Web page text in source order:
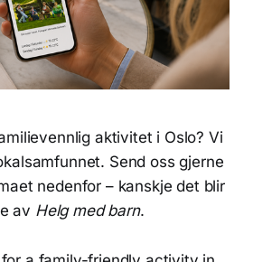
aktivitet i Oslo? Vi
Send oss gjerne
nedenfor – kanskje det blir
av Helg med barn.